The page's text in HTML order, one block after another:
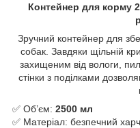
Контейнер для корму
Зручний контейнер для
собак. Завдяки щільній
захищеним від вологи,
стінки з поділками
✅ Об’єм: 2500 мл
✅ Матеріал: безпечний